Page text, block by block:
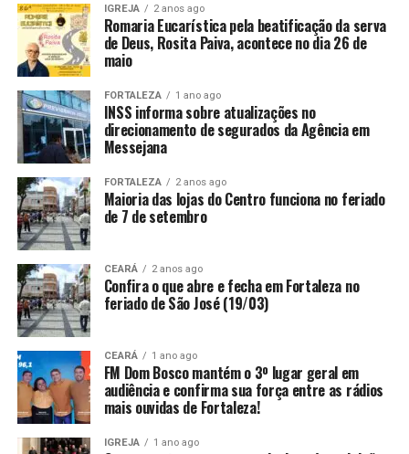
IGREJA 2 anos ago
Romaria Eucarística pela beatificação da serva
de Deus, Rosita Paiva, acontece no dia 26 de
maio
FORTALEZA 1 ano ago
INSS informa sobre atualizações no
direcionamento de segurados da Agência em
Messejana
FORTALEZA 2 anos ago
Maioria das lojas do Centro funciona no feriado
de 7 de setembro
CEARÁ 2 anos ago
Confira o que abre e fecha em Fortaleza no
feriado de São José (19/03)
CEARÁ 1 ano ago
FM Dom Bosco mantém o 3º lugar geral em
audiência e confirma sua força entre as rádios
mais ouvidas de Fortaleza!
IGREJA 1 ano ago